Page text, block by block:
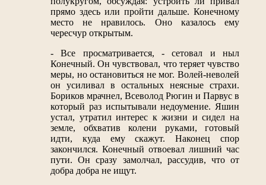
прямо здесь или пройти дальше. Конечному
место не нравилось. Оно казалось ему
чересчур открытым.
- Все просматривается, - сетовал и ныл
Конечный. Он чувствовал, что теряет чувство
меры, но остановиться не мог. Волей-неволей
он усиливал в остальных неясные страхи.
Бориков мрачнел, Всеволод Рюгин и Парвус в
который раз испытывали недоумение. Яшин
устал, утратил интерес к жизни и сидел на
земле, обхватив колени руками, готовый
идти, куда ему скажут. Наконец спор
закончился. Конечный отвоевал лишний час
пути. Он сразу замолчал, рассудив, что от
добра добра не ищут.